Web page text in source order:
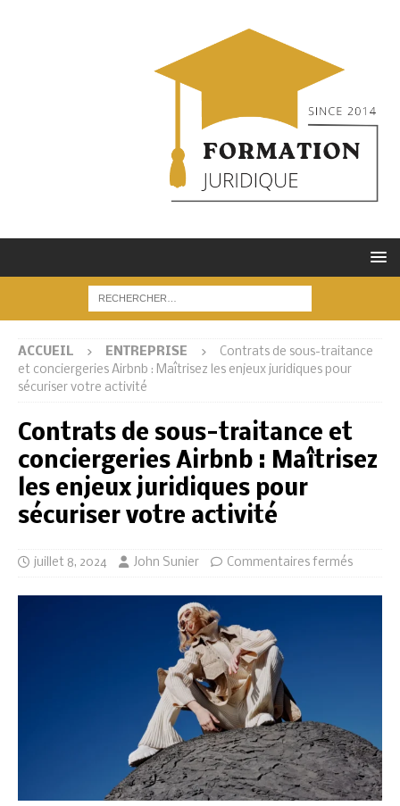
ACCUEIL ENTREPRISE
Contrats de sous-traitance
et conciergeries Airbnb : Maîtrisez les enjeux juridiques pour
sécuriser votre activité
Contrats de sous-traitance et
conciergeries Airbnb : Maîtrisez
les enjeux juridiques pour
sécuriser votre activité
juillet 8, 2024 John Sunier Commentaires fermés